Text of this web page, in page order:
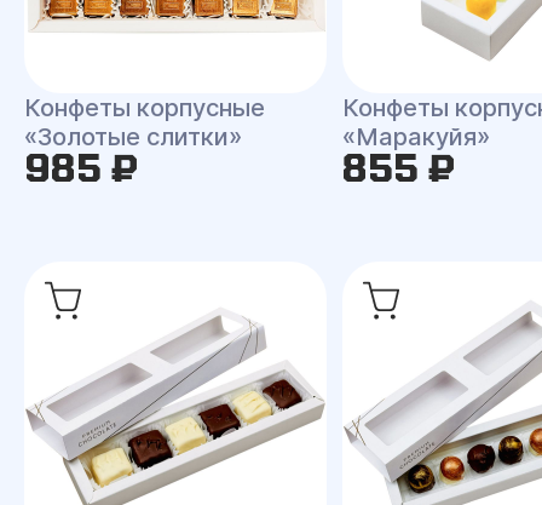
Конфеты корпусные
«Золотые слитки»
985 ₽
Конфеты
«Маракуйя»
855 ₽